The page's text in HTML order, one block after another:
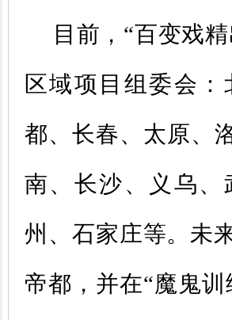
目前，“百变戏
区域项目组委会
都、长春、太原、
南、长沙、义乌
州、石家庄等。未
帝都，并在“魔鬼